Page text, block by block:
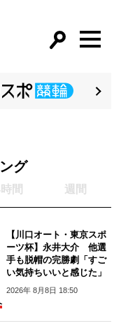
グ
間 週間
【川口オート・東京スポ
ーツ杯】永井大介 他選
手も脱帽の完勝劇「すご
い気持ちいいと感じた」
2026年 8月8日 18:50